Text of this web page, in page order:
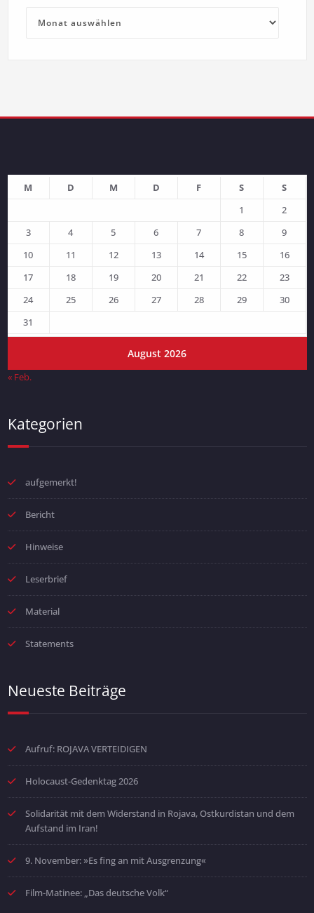
August 2026
M D M D F S
S
1
2
3
4 5 6 7 8
9
10
11 12 13 14 15
16
17
18 19 20 21 22
23
24
25 26 27 28 29
30
31
« Feb.
Kategorien
aufgemerkt!
Bericht
Hinweise
Leserbrief
Material
Statements
Neueste Beiträge
Aufruf: ROJAVA VERTEIDIGEN
Holocaust-Gedenktag 2026
Solidarität mit dem Widerstand in Rojava, Ostkurdistan und dem
Aufstand im Iran!
9. November: »Es fing an mit Ausgrenzung«
Film-Matinee: „Das deutsche Volk“